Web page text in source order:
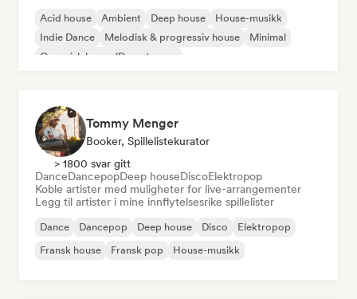
Acid house Ambient Deep house
House-musikk
Indie Dance
Melodisk & progressiv house
Minimal
Organisk house/Downtempo
Tommy Menger
Booker, Spillelistekurator
> 1800 svar gitt
DanceDancepopDeep houseDiscoElektropop
Koble artister med muligheter for live-arrangementer
Legg til artister i mine innflytelsesrike spillelister
Dance Dancepop Deep house Disco
Elektropop
Fransk house
Fransk pop House-musikk